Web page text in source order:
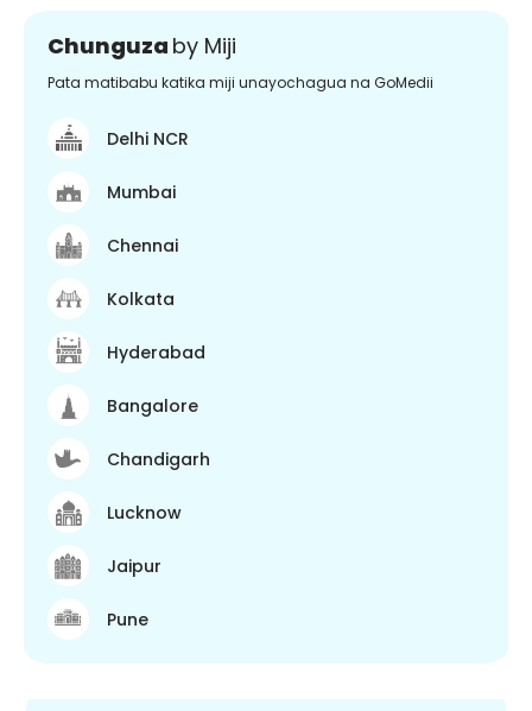
Chunguza by Miji
Pata matibabu katika miji unayochagua na GoMedii
Delhi NCR
Mumbai
Chennai
Kolkata
Hyderabad
Bangalore
Chandigarh
Lucknow
Jaipur
Pune